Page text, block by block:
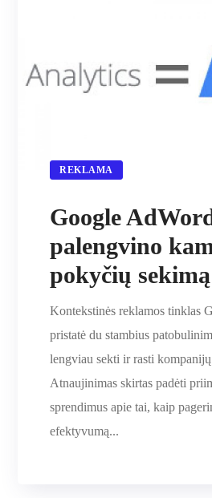
REKLAMA
Google
palengvino
pokyčių sekimą
Kontekstinės reklamos tinklas
pristatė du stambius
lengviau sekti ir rasti
Atnaujinimas skirtas padėti
sprendimus apie tai, kaip
efektyvumą...